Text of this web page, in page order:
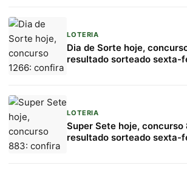
LOTERIA
Dia de Sorte hoje,
resultado sorteado sexta-
LOTERIA
Super Sete hoje,
resultado sorteado sexta-